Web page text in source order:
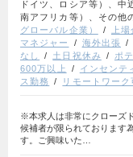
ドイツ、ロシア等）、中
南アフリカ等）、その他
グローバル企業）
上
マネジャー
海外出張
なし
土日祝休み ポ
600万以上
インセンテ
ス勤務
リモートワーク
※本求人は非常にクローズ
候補者が限られております
す。ご興味いた…